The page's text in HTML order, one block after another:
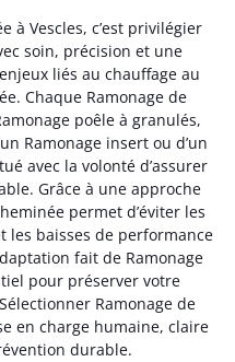
à Vescles, c’est privilégier
soin, précision et une
liés au chauffage au
Chaque Ramonage de
poêle à granulés,
Ramonage insert ou d’un
avec la volonté d’assurer
Grâce à une approche
permet d’éviter les
les baisses de performance
fait de Ramonage
pour préserver votre
Ramonage de
en charge humaine, claire
durable.